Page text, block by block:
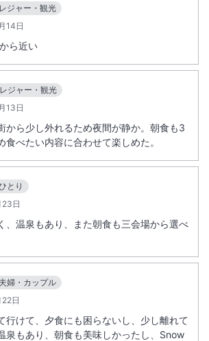
レジャー・観光
14日
ら近い
レジャー・観光
13日
から少し外れるため夜間が静か。朝食も3
食べたい内容に合わせて楽しめた。
とり
日
、温泉もあり、また朝食も三会場から選べ
夫婦・カップル
日
行けて、夕食にも困らないし、少し離れて
泉もあり、朝食も美味しかったし、Snow